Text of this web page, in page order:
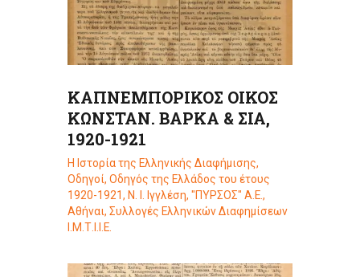
ΚΑΠΝΕΜΠΟΡΙΚΟΣ ΟΙΚΟΣ
ΚΩΝΣΤΑΝ. ΒΑΡΚΑ & ΣΙΑ,
1920-1921
Η Ιστορία της Ελληνικής Διαφήμισης,
Οδηγοί, Οδηγός της Ελλάδος του έτους
1920-1921, Ν. Ι. Ιγγλέση, "ΠΥΡΣΟΣ" Α.Ε.,
Αθήναι, Συλλογές Ελληνικών Διαφημίσεων
Ι.Μ.Τ.Ι.Ι.Ε.